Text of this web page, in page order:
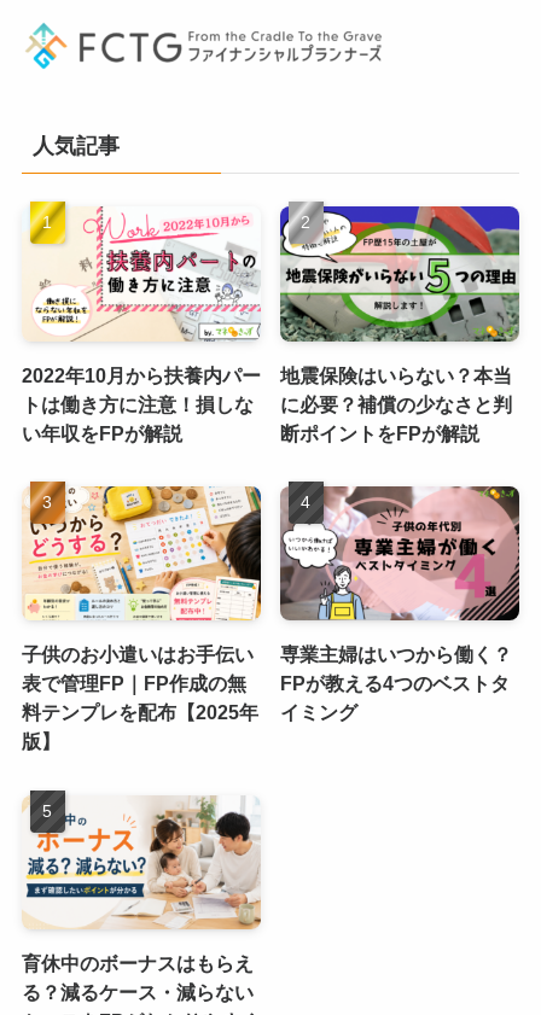
人気記事
2022年10月から扶養内パー
トは働き方に注意！損しな
い年収をFPが解説
地震保険はいらない？本当
に必要？補償の少なさと判
断ポイントをFPが解説
子供のお小遣いはお手伝い
表で管理FP｜FP作成の無
料テンプレを配布【2025年
版】
専業主婦はいつから働く？
FPが教える4つのベストタ
イミング
育休中のボーナスはもらえ
る？減るケース・減らない